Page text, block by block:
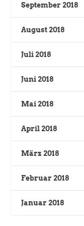
September 2018
August 2018
Juli 2018
Juni 2018
Mai 2018
April 2018
März 2018
Februar 2018
Januar 2018